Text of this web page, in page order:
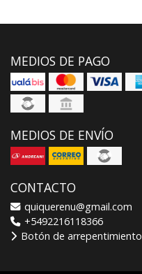
MEDIOS DE PAGO
MEDIOS DE ENVÍO
CONTACTO
quiquerenu@gmail.com
+5492216118366
Botón de arrepentimiento